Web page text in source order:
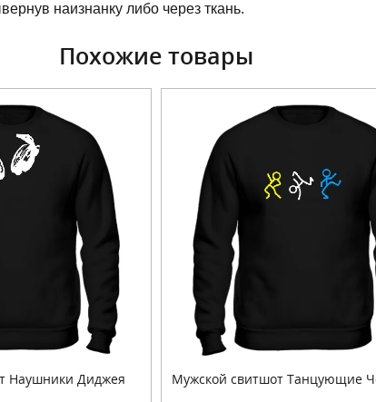
наизнанку либо через ткань.
Похожие товары
Наушники Диджея Мужской свитшот Танцующие